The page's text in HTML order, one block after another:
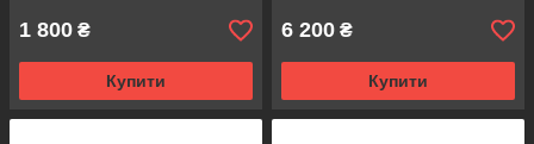
1 800 ₴
Купити
6 200 ₴
Купити